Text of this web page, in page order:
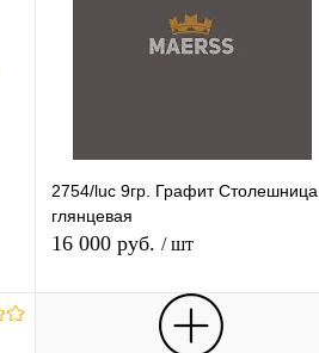
2754/luc 9гр. Графит Столешница
глянцевая
16 000 руб. / шт
В корзину